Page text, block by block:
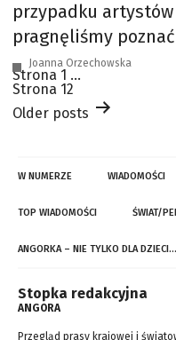
przypadku
pragnęliśmy
Joanna Orzechowska
Stronicowanie
wpisów
Strona 1 …
Strona 12
Older posts
W NUMERZE WIADOMOŚCI
TOP WIADOMOŚCI ŚWIAT/
ANGORKA – NIE TYLKO DLA DZIECI…
Stopka redakcyjna
ANGORA
Przegląd prasy krajowej i